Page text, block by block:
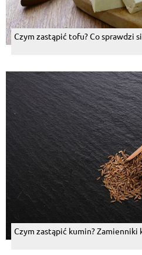
Czym zastąpić tofu? Co sprawdzi
Czym zastąpić kumin? Zamienniki